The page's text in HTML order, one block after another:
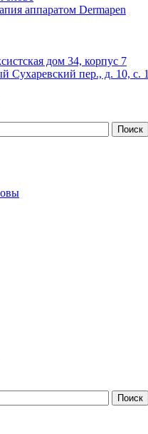
аппаратом Dermapen
дом 34, корпус 7
Сухаревский пер., д. 10, с. 1